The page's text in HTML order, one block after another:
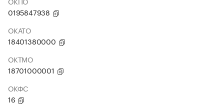
0195847938
ОКАТО
18401380000
ОКТМО
18701000001
ОКФС
16